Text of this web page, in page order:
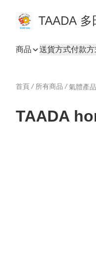
TAADA 多
商品 送貨方式付款方
首頁 / 所有商品 / 氣體產
TAADA